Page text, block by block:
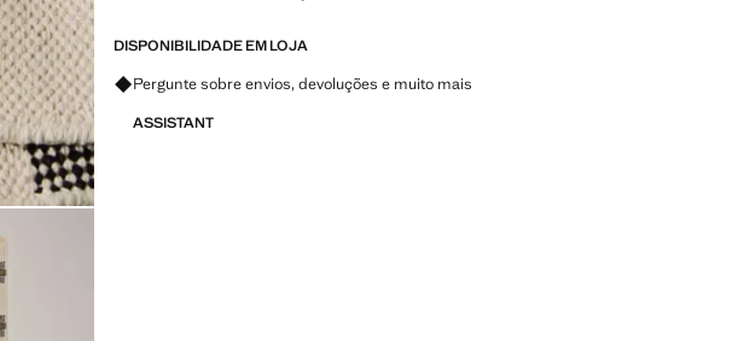
DISPONIBILIDADE EM LOJA
Pergunte sobre envios, devoluções e muito mais
ASSISTANT